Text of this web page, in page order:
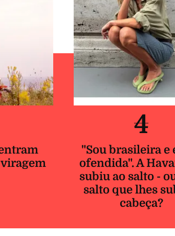
4
"Sou brasileira e
ofendida". A
subiu ao salto -
salto que lhes
cabeça?